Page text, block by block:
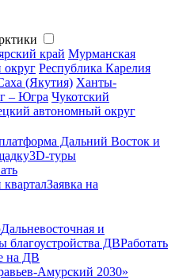
край Мурманская
Республика Карелия
(Якутия) Ханты-
– Югра Чукотский
автономный округ
Дальний Восток и
3D-туры
Заявка на
Дальневосточная и
благоустройства ДВРаботать
на ДВ
Амурский 2030»